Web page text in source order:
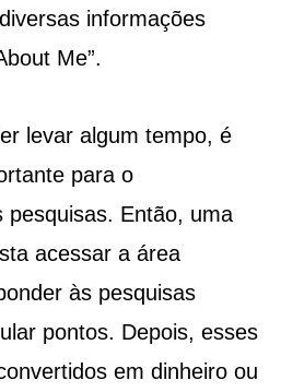
informações
Me”.
levar algum tempo, é
para o
pesquisas. Então, uma
acessar a área
às pesquisas
pontos. Depois, esses
em dinheiro ou